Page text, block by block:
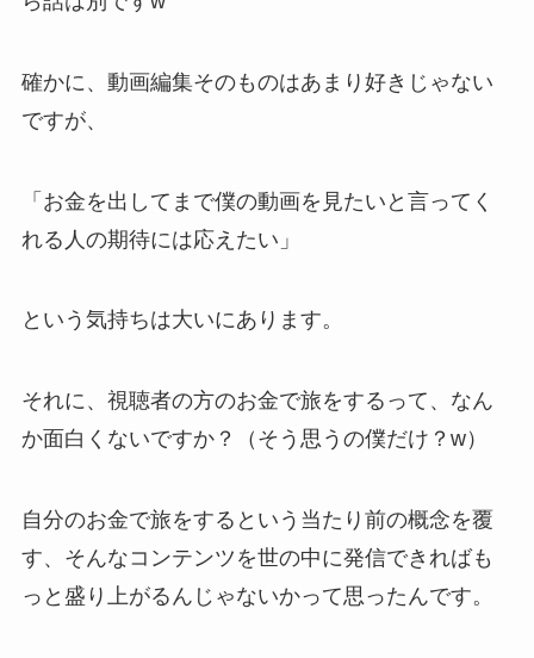
確かに、動画編集そのものはあまり好きじゃない
ですが、
「お金を出してまで僕の動画を見たいと言ってく
れる人の期待には応えたい」
という気持ちは大いにあります。
それに、視聴者の方のお金で旅をするって、なん
か面白くないですか？（そう思うの僕だけ？w）
自分のお金で旅をするという当たり前の概念を覆
す、そんなコンテンツを世の中に発信できればも
っと盛り上がるんじゃないかって思ったんです。